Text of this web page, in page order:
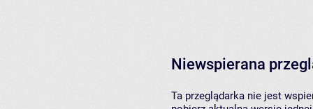
Niewspierana
Ta przeglądarka nie jest